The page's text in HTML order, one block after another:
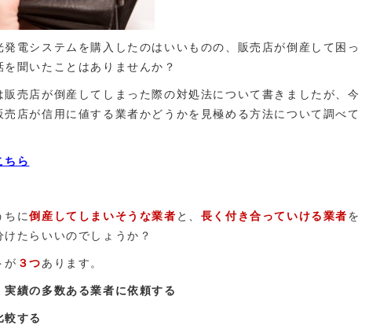
発電システムを購入したのはいいものの、販売店が倒産して困っ
を聞いたことはありませんか？
販売店が倒産してしまった際の対処法について書きましたが、今
売店が信用に値する業者かどうかを見極める方法について調べて
ちら
ちに倒産してしまいそうな業者 と、 長く付き合っていける業者を
けたらいいのでしょうか？
が ３つあります。
実績の多数ある業者に依頼する
較する